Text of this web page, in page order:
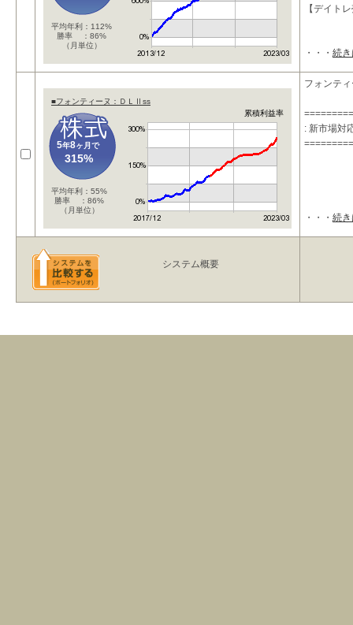
平均年利：112%
勝率 ：86%
（月単位）
【デイト
・・・ 続
■フォンティーヌ：ＤＬⅡss
累積利益率
5年8ヶ月で
315%
平均年利：55%
勝率 ：86%
（月単位）
フォンテ
: 新市場対
・・・ 続
システム概要